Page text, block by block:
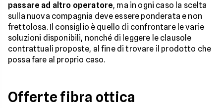
passare ad altro operatore, ma in ogni caso la scelta
sulla nuova compagnia deve essere ponderata e non
frettolosa. Il consiglio è quello di confrontare le varie
soluzioni disponibili, nonché di leggere le clausole
contrattuali proposte, al fine di trovare il prodotto che
possa fare al proprio caso.
Offerte fibra ottica